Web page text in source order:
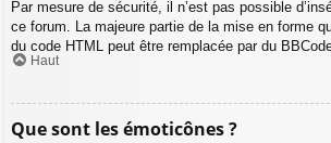
Par mesure de sécurité, il n’est pas possible
ce forum. La majeure partie de la mise en forme
du code HTML peut être remplacée par du
Haut
Que sont les émoticônes ?